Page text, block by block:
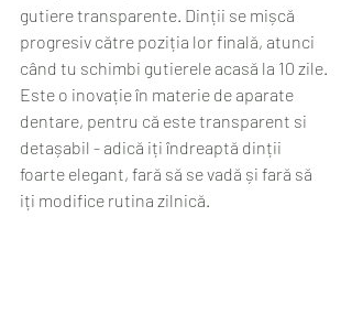
gutiere transparente. Dinții se mișcă
progresiv către poziția lor finală, atunci
când tu schimbi gutierele acasă la 10 zile.
Este o inovație în materie de aparate
dentare, pentru că este transparent si
detașabil - adică iți îndreaptă dinții
foarte elegant, fară să se vadă și fară să
iți modifice rutina zilnică.